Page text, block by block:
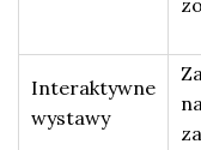
Interaktywne
wystawy